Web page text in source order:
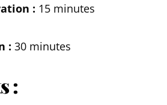
: 15 minutes
: 30 minutes
: